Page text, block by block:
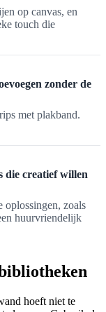
op canvas, en
touch die
zonder de
met plakband.
die creatief willen
oplossingen, zoals
huurvriendelijk
hoeft niet te